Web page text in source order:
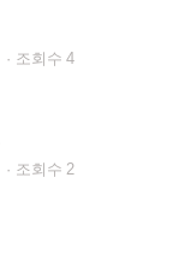
조회수 4
조회수 2